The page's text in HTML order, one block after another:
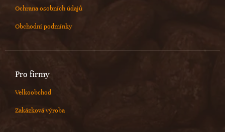
Ochrana osobních údajů
Obchodní podmínky
Pro firmy
Velkoobchod
Zakázková výroba